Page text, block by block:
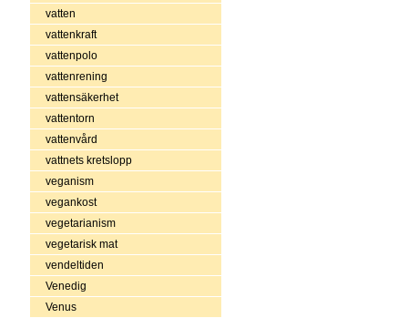
vatten
vattenkraft
vattenpolo
vattenrening
vattensäkerhet
vattentorn
vattenvård
vattnets kretslopp
veganism
vegankost
vegetarianism
vegetarisk mat
vendeltiden
Venedig
Venus